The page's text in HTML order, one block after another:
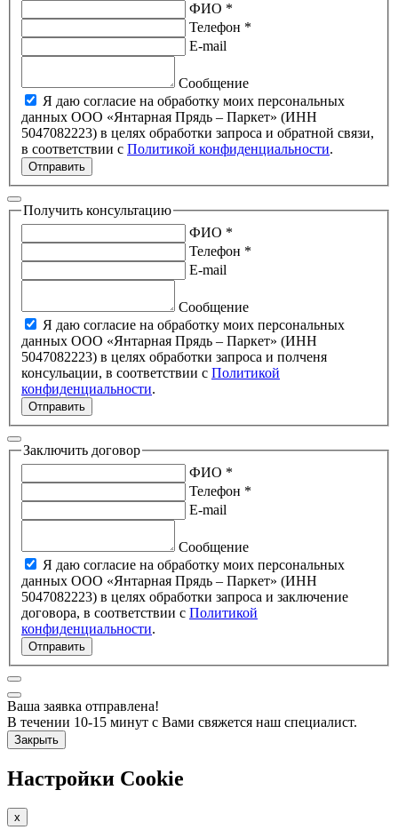
ФИО *
Телефон *
E-mail
Сообщение
Я даю согласие на обработку моих персональных
данных ООО «Янтарная Прядь – Паркет» (ИНН
5047082223) в целях обработки запроса и обратной связи,
в соответствии с Политикой конфиденциальности.
Отправить
Получить консультацию
ФИО *
Телефон *
E-mail
Сообщение
Я даю согласие на обработку моих персональных
данных ООО «Янтарная Прядь – Паркет» (ИНН
5047082223) в целях обработки запроса и полченя
консульации, в соответствии с Политикой
конфиденциальности.
Отправить
Заключить договор
ФИО *
Телефон *
E-mail
Сообщение
Я даю согласие на обработку моих персональных
данных ООО «Янтарная Прядь – Паркет» (ИНН
5047082223) в целях обработки запроса и заключение
договора, в соответствии с Политикой
конфиденциальности.
Отправить
Ваша заявка отправлена!
В течении 10-15 минут с Вами свяжется наш специалист.
Закрыть
Настройки Cookie
x